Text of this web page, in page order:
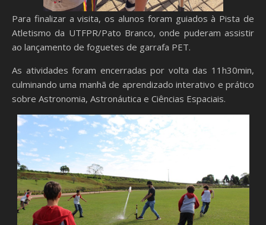
Para finalizar a visita, os alunos foram guiados à Pista de
Atletismo da UTFPR/Pato Branco, onde puderam assistir
ao lançamento de foguetes de garrafa PET.
As atividades foram encerradas por volta das 11h30min,
culminando uma manhã de aprendizado interativo e prático
sobre Astronomia, Astronáutica e Ciências Espaciais.